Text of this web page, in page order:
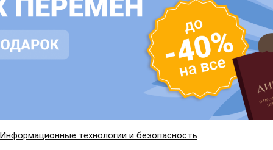
Информационные технологии и безопасность